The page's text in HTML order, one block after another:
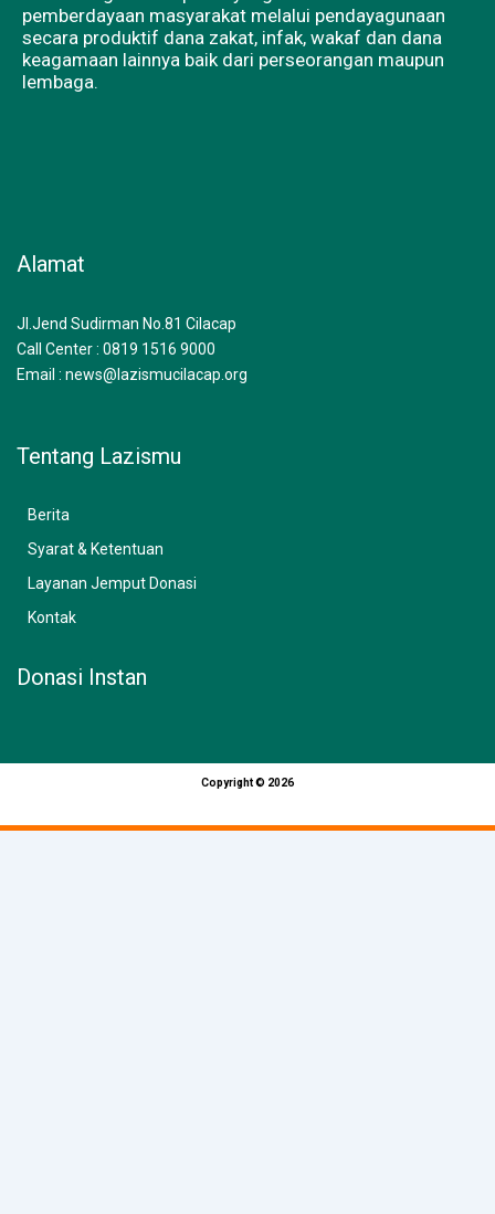
pemberdayaan masyarakat melalui pendayagunaan
secara produktif dana zakat, infak, wakaf dan dana
keagamaan lainnya baik dari perseorangan maupun
lembaga.
c
e
b
o
o
k
t
a
g
a
t
u
b
Alamat
Jl.Jend Sudirman No.81 Cilacap
Call Center : 0819 1516 9000
Email : news@lazismucilacap.org
Tentang Lazismu
Berita
Syarat & Ketentuan
Layanan Jemput Donasi
Kontak
Donasi Instan
Copyright © 2026